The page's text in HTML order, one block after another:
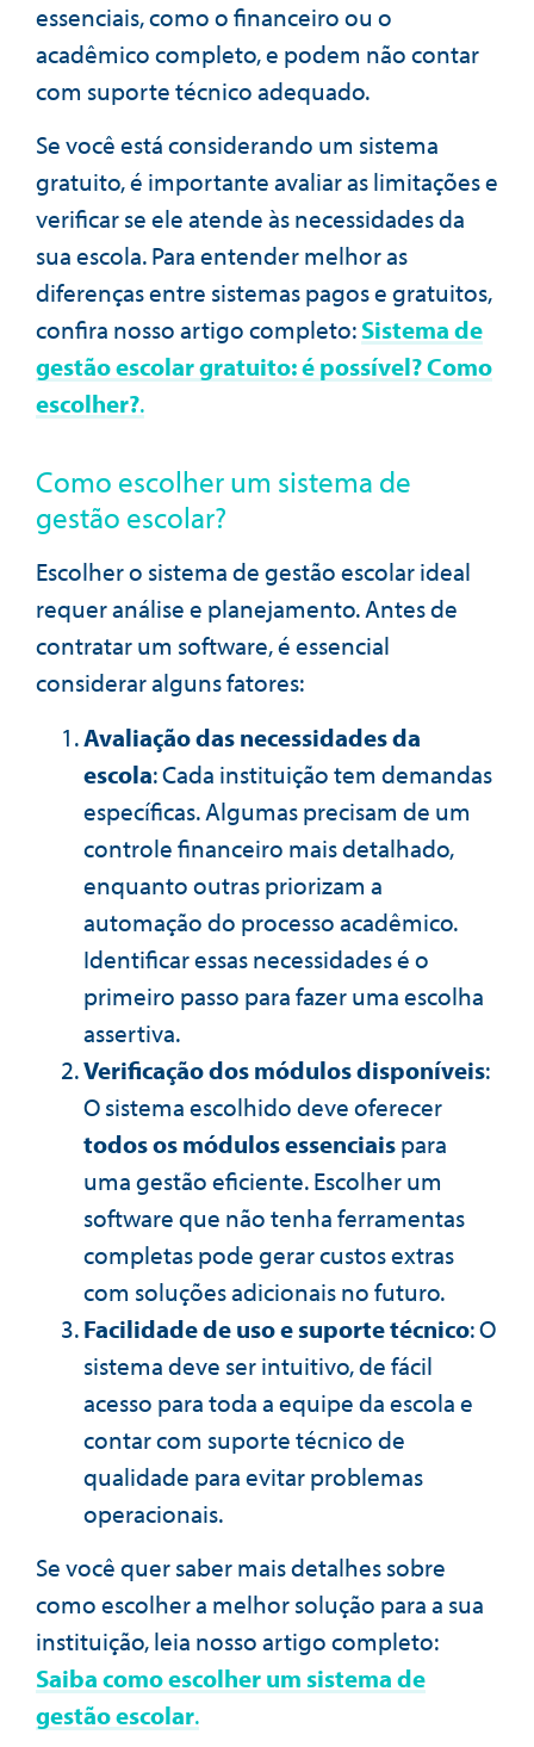
essenciais, como o financeiro ou o
acadêmico completo, e podem não contar
com suporte técnico adequado.
Se você está considerando um sistema
gratuito, é importante avaliar as limitações e
verificar se ele atende às necessidades da
sua escola. Para entender melhor as
diferenças entre sistemas pagos e gratuitos,
confira nosso artigo completo:Sistema de
gestão escolar gratuito: é possível? Como
escolher?.
Como escolher um sistema de
gestão escolar?
Escolher o sistema de gestão escolar ideal
requer análise e planejamento. Antes de
contratar um software, é essencial
considerar alguns fatores:
Avaliação das necessidades da
escola: Cada instituição tem demandas
específicas. Algumas precisam de um
controle financeiro mais detalhado,
enquanto outras priorizam a
automação do processo acadêmico.
Identificar essas necessidades é o
primeiro passo para fazer uma escolha
assertiva.
Verificação dos módulos disponíveis:
O sistema escolhido deve oferecer
todos os módulos essenciaispara
uma gestão eficiente. Escolher um
software que não tenha ferramentas
completas pode gerar custos extras
com soluções adicionais no futuro.
Facilidade de uso e suporte técnico: O
sistema deve ser intuitivo, de fácil
acesso para toda a equipe da escola e
contar com suporte técnico de
qualidade para evitar problemas
operacionais.
Se você quer saber mais detalhes sobre
como escolher a melhor solução para a sua
instituição, leia nosso artigo completo:
Saiba como escolher um sistema de
gestão escolar.